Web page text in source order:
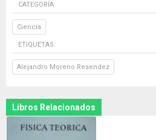
CATEGORÍA
Ciencia
ETIQUETAS:
Alejandro Moreno Resendez
Libros Relacionados